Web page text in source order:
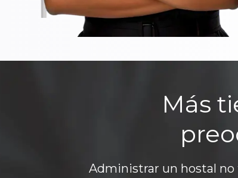
Más
Administrar un hostal